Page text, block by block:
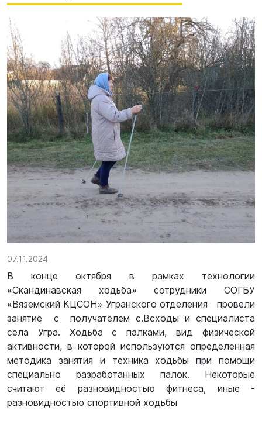
07.11.2024
В конце октября в рамках технологии
«Скандинавская ходьба» сотрудники СОГБУ
«Вяземский КЦСОН» Угранского отделения провели
занятие с получателем с.Всходы и специалиста
села Угра. Ходьба с палками, вид физической
активности, в которой используются определенная
методика занятия и техника ходьбы при помощи
специально разработанных палок. Некоторые
считают её разновидностью фитнеса, иные -
разновидностью спортивной ходьбы